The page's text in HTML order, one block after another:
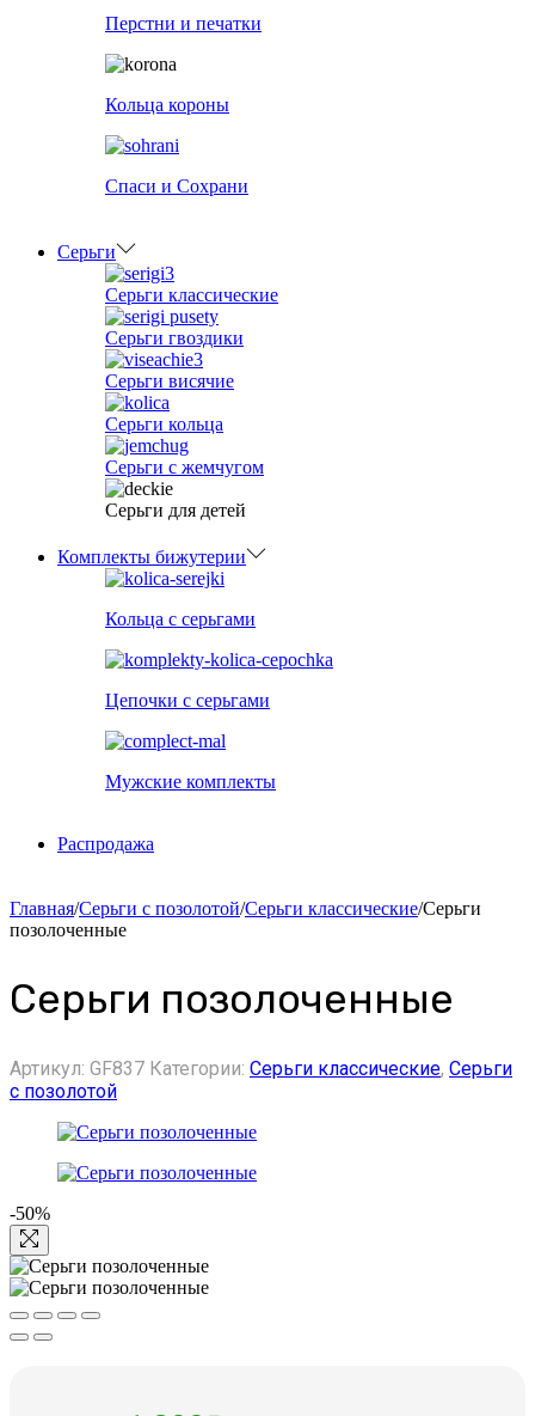
Перстни и печатки
Кольца короны
Спаси и Сохрани
Серьги
Серьги классические
Серьги гвоздики
Серьги висячие
Серьги кольца
Серьги с жемчугом
Серьги для детей
Комплекты бижутерии
Кольца с серьгами
Цепочки с серьгами
Мужские комплекты
Распродажа
Главная/Серьги с позолотой/Серьги классические/Серьги
позолоченные
Серьги позолоченные
Артикул: GF837 Категории: Серьги классические, Серьги
с позолотой
-50%